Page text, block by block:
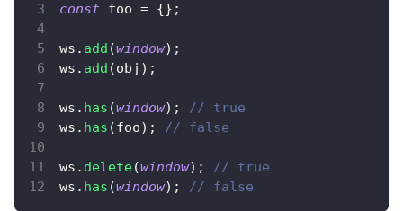
const foo = {} ;
ws . add (window) ;
ws . add (obj ) ;
ws . has (window) ;
// true
ws . has (foo) ; // false
ws . delete(window) ;
// true
ws . has (window) ; // false